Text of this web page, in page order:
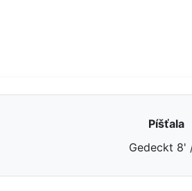
Píšťala
Gedeckt 8'